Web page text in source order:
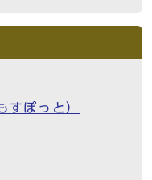
すぽっと）